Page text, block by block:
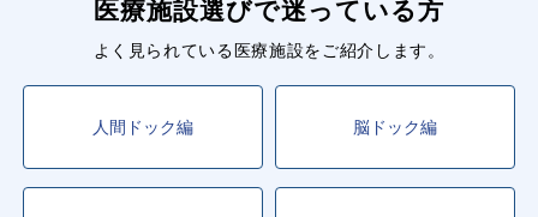
医療施設選びで迷っている方
よく見られている医療施設をご紹介します。
人間ドック編 脳ドック編